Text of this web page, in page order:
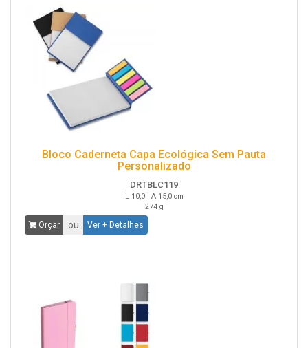
Bloco Caderneta Capa Ecológica Sem Pauta
Personalizado
DRTBLC119
L 10,0 | A 15,0 cm
274 g
Orçar ou Ver + Detalhes